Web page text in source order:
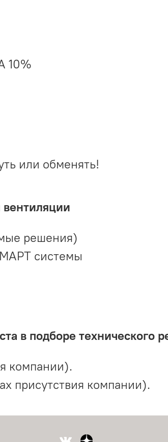
10%
или обменять!
решения)
системы
в подборе технического
компании).
присутствия компании).